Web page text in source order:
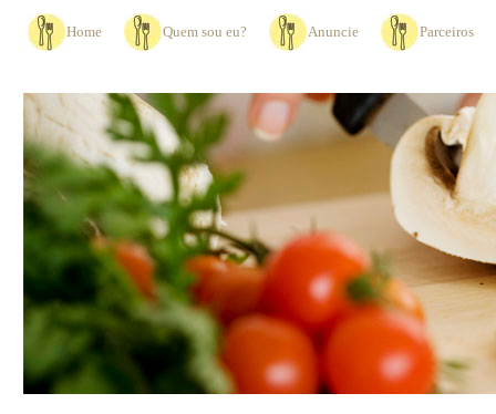
Home Quem sou eu? Anuncie Parceiros